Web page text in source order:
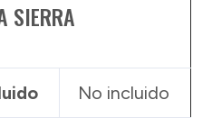
SIERRA
No incluido